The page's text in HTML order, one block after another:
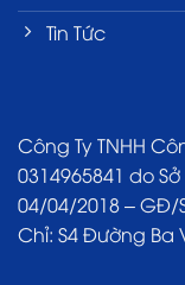
Tin Tức
Công Ty TNHH
0314965841 do
04/04/2018 – GĐ/
Chỉ: S4 Đường Ba